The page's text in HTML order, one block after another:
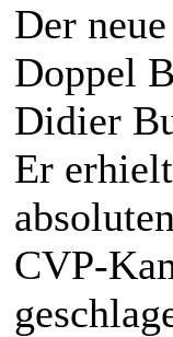
Der
Doppel
Didier
Er
CVP-